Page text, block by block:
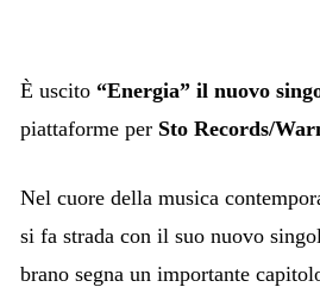
È uscito “Energia” il nuovo
piattaforme per Sto Records/
Nel cuore della musica
si fa strada con il suo nuovo
brano segna un importante